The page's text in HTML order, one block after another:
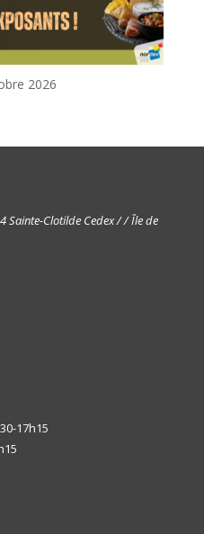
2026
Sainte-Clotilde Cedex / / Île de
17h15